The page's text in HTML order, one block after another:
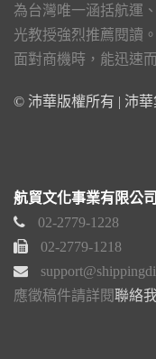
為台灣唯一涵括航運
光教授強烈推薦閱讀
面對商機時，能迅速
© 沛華版權所有 | 沛華
航貿文化事業有限公司
02-2779-1228
02-2779-1218
應徵稿件請詳閱聯絡